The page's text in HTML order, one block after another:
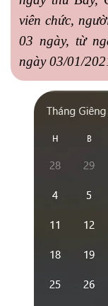
viên chức,
03 ngày, từ
ngày 03/01/